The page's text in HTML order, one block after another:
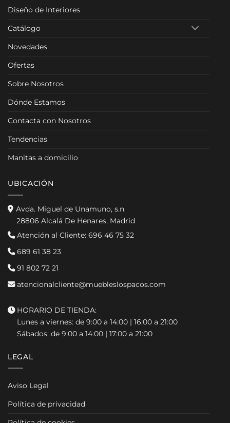
Diseño de Interiores
Catálogo
Novedades
Ofertas
Sobre Nosotros
Dónde Estamos
Contacta con Nosotros
Tendencias
Manitas a domicilio
UBICACIÓN
Avda. Miguel de Unamuno, s.n
28806 Alcalá De Henares, Madrid
Atención al Cliente: 696 46 75 32
689 61 38 23
91 802 72 21
atencionalcliente@muebleslospacos.com
HORARIO DE TIENDA:
Lunes a viernes: de 9:00 a 14:00 | 16:00 a 21:00
Sábados: de 9:00 a 14:00 | 17:00 a 21:00
LEGAL
Aviso Legal
Política de privacidad